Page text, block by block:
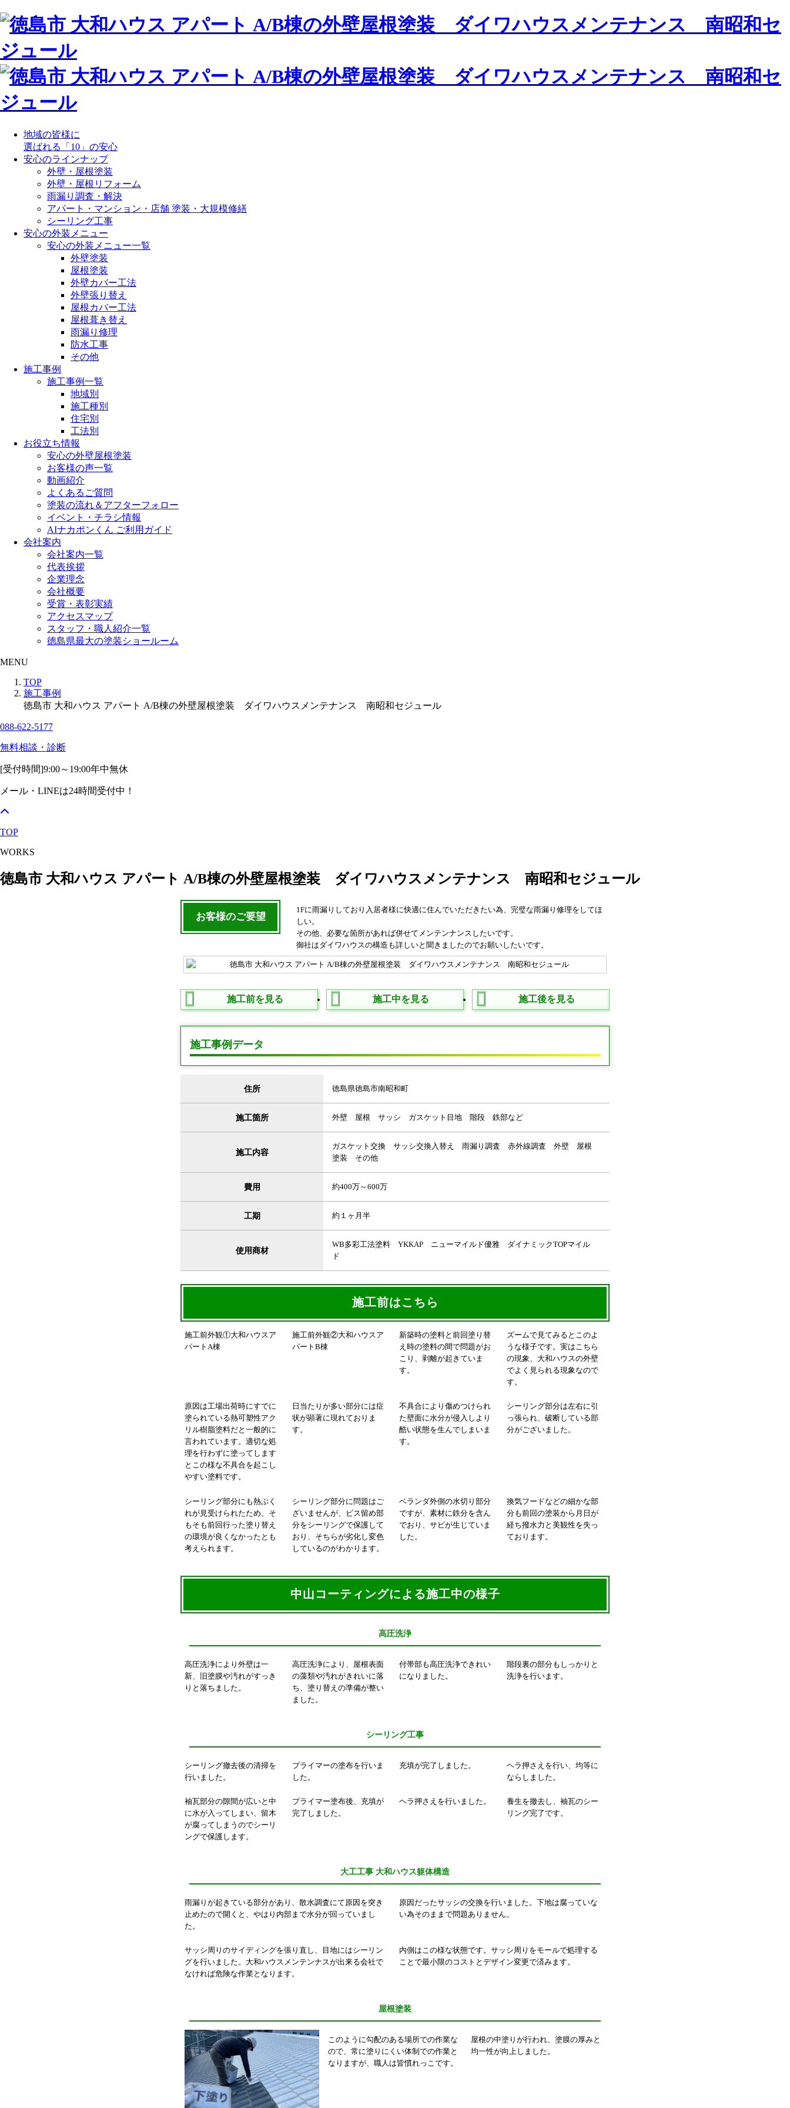
地域の皆様に
選ばれる「10」の安心
安心のラインナップ
外壁・屋根塗装
外壁・屋根リフォーム
雨漏り調査・解決
アパート・マンション・店舗 塗装・大規模修繕
シーリング工事
安心の外装メニュー
安心の外装メニュー一覧
外壁塗装
屋根塗装
外壁カバー工法
外壁張り替え
屋根カバー工法
屋根葺き替え
雨漏り修理
防水工事
その他
施工事例
施工事例一覧
地域別
施工種別
住宅別
工法別
お役立ち情報
安心の外壁屋根塗装
お客様の声一覧
動画紹介
よくあるご質問
塗装の流れ＆アフターフォロー
イベント・チラシ情報
AIナカポンくん ご利用ガイド
会社案内
会社案内一覧
代表挨拶
企業理念
会社概要
受賞・表彰実績
アクセスマップ
スタッフ・職人紹介一覧
徳島県最大の塗装ショールーム
MENU
TOP
施工事例
徳島市 大和ハウス アパート A/B棟の外壁屋根塗装 ダイワハウスメンテナンス 南昭和セジュール
088-622-5177
無料相談・診断
[受付時間]9:00～19:00年中無休
メール・LINEは24時間受付中！
TOP
WORKS
徳島市 大和ハウス アパート A/B棟の外壁屋根塗装 ダイワハウスメンテナンス 南昭和セジュール
お客様のご要望
1Fに雨漏りしており入居者様に快適に住んでいただきたい為、完璧な雨漏り修理をしてほ
しい。
その他、必要な箇所があれば併せてメンテンナンスしたいです。
御社はダイワハウスの構造も詳しいと聞きましたのでお願いしたいです。
施工前を見る 施工中を見る 施工後を見る
施工事例データ
住所 徳島県徳島市南昭和町
施工箇所 外壁 屋根 サッシ ガスケット目地 階段 鉄部など
施工内容
ガスケット交換 サッシ交換入替え 雨漏り調査 赤外線調査 外壁 屋根
塗装 その他
費用 約400万～600万
工期 約１ヶ月半
使用商材
WB多彩工法塗料 YKKAP ニューマイルド優雅 ダイナミックTOPマイル
ド
施工前はこちら
施工前外観①大和ハウスア
パートA棟
施工前外観②大和ハウスア
パートB棟
新築時の塗料と前回塗り替
え時の塗料の間で問題がお
こり、剥離が起きていま
す。
ズームで見てみるとこのよ
うな様子です。実はこちら
の現象、大和ハウスの外壁
でよく見られる現象なので
す。
原因は工場出荷時にすでに
塗られている熱可塑性アク
リル樹脂塗料だと一般的に
言われています。適切な処
理を行わずに塗ってします
とこの様な不具合を起こし
やすい塗料です。
日当たりが多い部分には症
状が顕著に現れておりま
す。
不具合により傷めつけられ
た壁面に水分が侵入しより
酷い状態を生んでしまいま
す。
シーリング部分は左右に引
っ張られ、破断している部
分がございました。
シーリング部分にも熱ぶく
れが見受けられたため、そ
もそも前回行った塗り替え
の環境が良くなかったとも
考えられます。
シーリング部分に問題はご
ざいませんが、ビス留め部
分をシーリングで保護して
おり、そちらが劣化し変色
しているのがわかります。
ベランダ外側の水切り部分
ですが、素材に鉄分を含ん
でおり、サビが生じていま
した。
換気フードなどの細かな部
分も前回の塗装から月日が
経ち撥水力と美観性を失っ
ております。
中山コーティングによる施工中の様子
高圧洗浄
高圧洗浄により外壁は一
新、旧塗膜や汚れがすっき
りと落ちました。
高圧洗浄により、屋根表面
の藻類や汚れがきれいに落
ち、塗り替えの準備が整い
ました。
付帯部も高圧洗浄できれい
になりました。
階段裏の部分もしっかりと
洗浄を行います。
シーリング工事
シーリング撤去後の清掃を
行いました。
プライマーの塗布を行いま
した。
充填が完了しました。
ヘラ押さえを行い、均等に
ならしました。
袖瓦部分の隙間が広いと中
に水が入ってしまい、留木
が腐ってしまうのでシーリ
ングで保護します。
プライマー塗布後、充填が
完了しました。
ヘラ押さえを行いました。
養生を撤去し、袖瓦のシー
リング完了です。
大工工事 大和ハウス躯体構造
雨漏りが起きている部分があり、散水調査にて原因を突き
止めたので開くと、やはり内部まで水分が回っていまし
た。
原因だったサッシの交換を行いました。下地は腐っていな
い為そのままで問題ありません。
サッシ周りのサイディングを張り直し、目地にはシーリン
グを行いました。大和ハウスメンテンナスが出来る会社で
なければ危険な作業となります。
内側はこの様な状態です。サッシ周りをモールで処理する
ことで最小限のコストとデザイン変更で済みます。
屋根塗装
このように勾配のある場所での作業な
ので、常に塗りにくい体制での作業と
なりますが、職人は皆慣れっこです。
屋根の中塗りが行われ、塗膜の厚みと
均一性が向上しました。